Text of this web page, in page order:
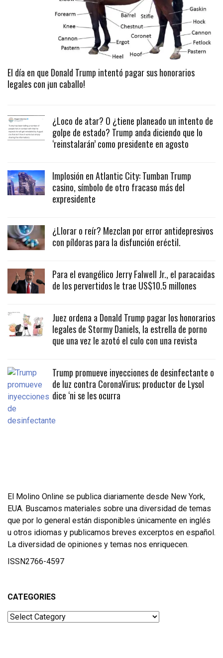
El día en que Donald Trump intentó pagar sus honorarios
legales con ¡un caballo!
¿Loco de atar? O ¿tiene planeado un intento de
golpe de estado? Trump anda diciendo que lo
‘reinstalarán’ como presidente en agosto
Implosión en Atlantic City: Tumban Trump
casino, símbolo de otro fracaso más del
expresidente
¿Llorar o reír? Mezclan por error antidepresivos
con píldoras para la disfunción eréctil.
Para el evangélico Jerry Falwell Jr., el paracaidas
de los pervertidos le trae US$10.5 millones
Juez ordena a Donald Trump pagar los honorarios
legales de Stormy Daniels, la estrella de porno
que una vez le azotó el culo con una revista
Trump promueve inyecciones de desinfectante o
de luz contra CoronaVirus; productor de Lysol
dice ‘ni se les ocurra
El Molino Online se publica diariamente desde New York,
EUA. Buscamos materiales sobre una diversidad de temas
que por lo general están disponibles únicamente en inglés
u otros idiomas y publicamos breves excerptos en español.
La diversidad de opiniones y temas nos enriquecen.
ISSN2766-4597
CATEGORIES
Categories